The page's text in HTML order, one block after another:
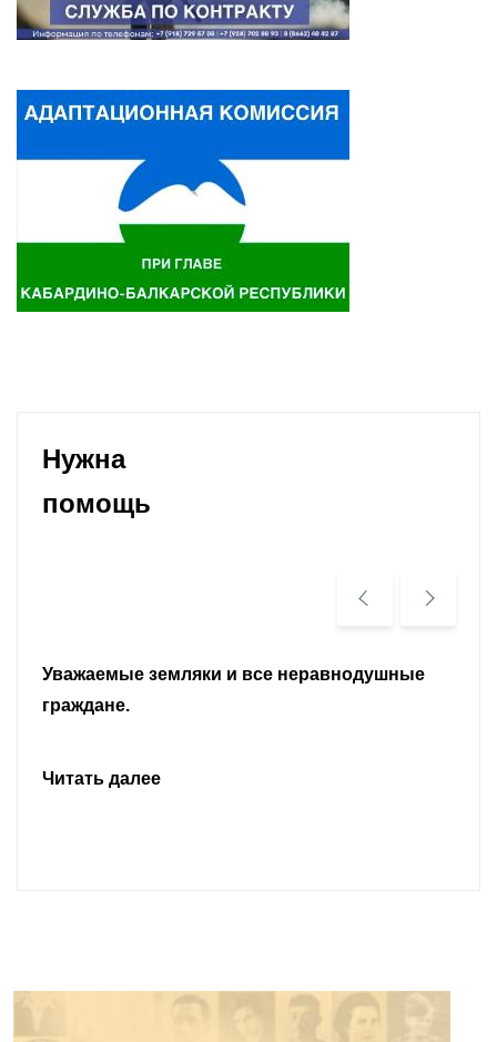
Нужна
помощь
Уважаемые земляки и все неравнодушные
граждане.
Читать далее